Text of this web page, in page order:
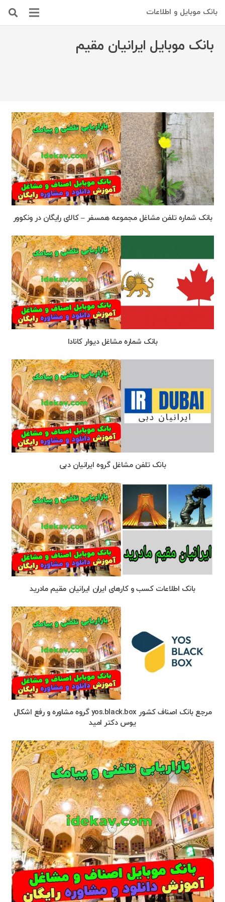
بانک موبایل و اطلاعات
بانک موبایل ایرانیان مقیم
بانک شماره تلفن مشاغل مجموعه همسفر – کالای رایگان در ونکوور
بانک شماره مشاغل دیوار کانادا
بانک تلفن مشاغل گروه ایرانیان دبی
بانک اطلاعات کسب و کارهای ایران ایرانیان مقیم مادرید
مرجع بانک اصناف کشور yos.black.box گروه مشاوره و رفع اشکال
یوس دکتر امید